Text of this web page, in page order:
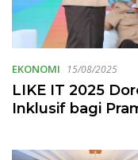
EKONOMI 15/08/2025
LIKE IT 2025
Inklusif bagi